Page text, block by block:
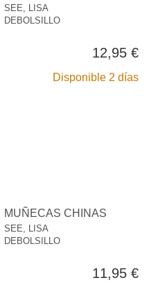
SEE, LISA
DEBOLSILLO
12,95 €
Disponible 2 días
MUÑECAS CHINAS
SEE, LISA
DEBOLSILLO
11,95 €